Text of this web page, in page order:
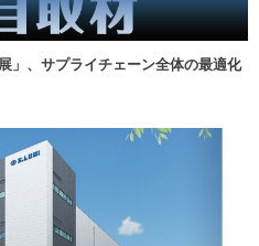
」、サプライチェーン全体の最適化